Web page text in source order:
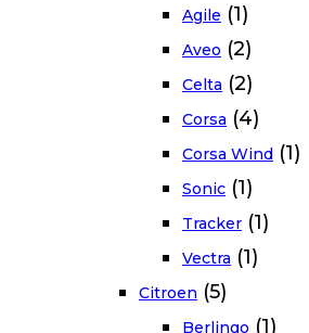
Agile (1)
Aveo (2)
Celta (2)
Corsa (4)
Corsa Wind (1)
Sonic (1)
Tracker (1)
Vectra (1)
Citroen (5)
Berlingo (1)